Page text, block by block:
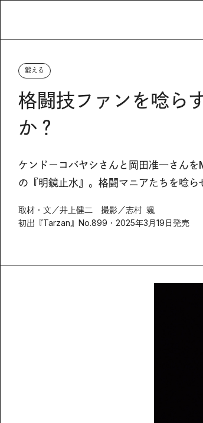
鍛える
格闘技ファンを唸ら
か？
ケンドーコバヤシさんと岡田准一さん
の『明鏡止水』。格闘マニアたちを唸
取材・文／井上健二 撮影／志村 颯
初出『Tarzan』No.899・2025年3月19日発売